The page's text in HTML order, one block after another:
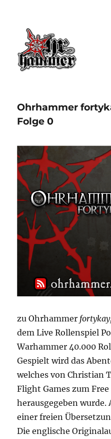
Ohrhammer
Folge 0
zu Ohrhammer
dem Live Rollenspiel
Warhammer 40.000
Gespielt wird das
welches von Christian
Flight Games zum Free
herausgegeben wurde.
einer freien
Die englische